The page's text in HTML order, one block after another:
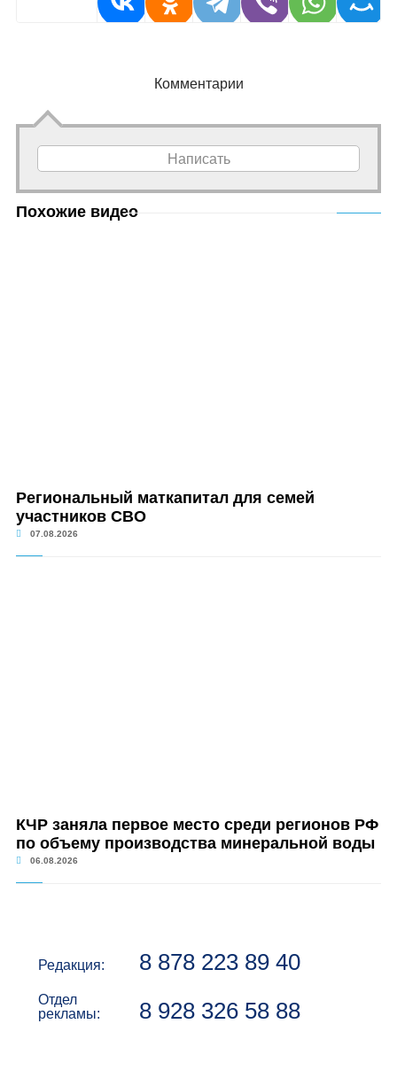
Комментарии
Написать
Похожие видео
Региональный маткапитал для семей
участников СВО
07.08.2026
КЧР заняла первое место среди регионов РФ
по объему производства минеральной воды
06.08.2026
Редакция: 8 878 223 89 40
Отдел
рекламы:
8 928 326 58 88